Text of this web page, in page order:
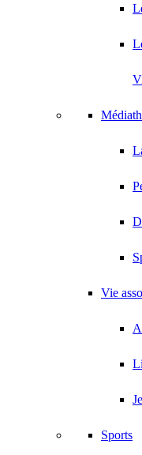
Vie
Sports